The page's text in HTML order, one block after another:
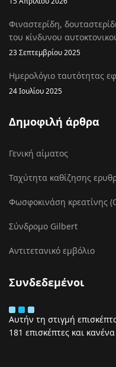
Φιναστερίδη,
του κίνδυνου
23 Σεπτεμβρίου 2025
Ημερολόγιο ταυτότητας
24 Ιουλίου 2025
Δημοφιλή άρθρα
Γενική αίματος
Ταχύτητα καθίζησης
Φωσφοκινάση κρεατίνης
Σύνδρομο Gilbert
Αντιτετανικό εμβόλιο
Συνδεδεμένοι
Αυτήν τη στιγμή
181 επισκέπτες και